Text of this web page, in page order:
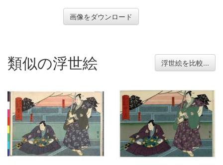
画像をダウンロード
類似の浮世絵 浮世絵を比較...